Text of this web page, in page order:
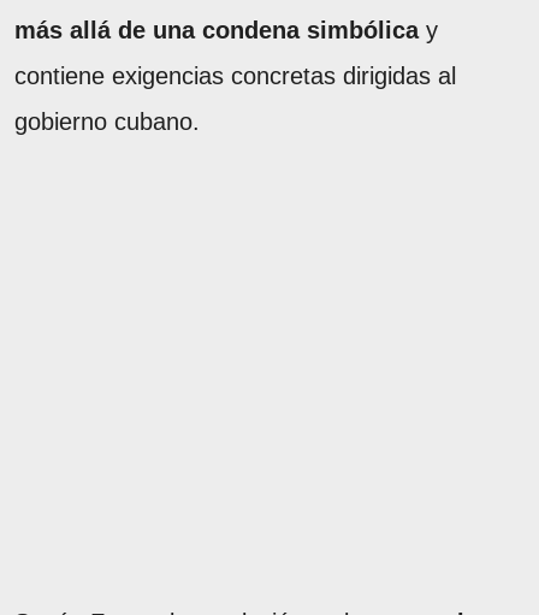
más allá de una condena simbólicay
contiene exigencias concretas dirigidas al
gobierno cubano.